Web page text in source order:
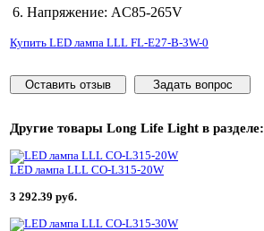
6. Напряжение: AC85-265V
Купить LED лампа LLL FL-E27-B-3W-0
Оставить отзыв Задать вопрос
Другие товары Long Life Light в разделе:
LED лампа LLL CO-L315-20W
3 292.39 руб.